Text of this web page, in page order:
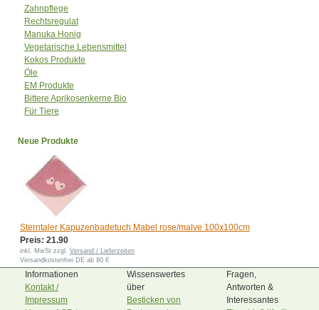
Zahnpflege
Rechtsregulat
Manuka Honig
Vegetarische Lebensmittel
Kokos Produkte
Öle
EM Produkte
Bittere Aprikosenkerne Bio
Für Tiere
Neue Produkte
Sterntaler Kapuzenbadetuch Mabel rose/malve 100x100cm
Preis: 21.90
inkl. MwSt zzgl. Versand / Lieferzeiten
Versandkostenfrei DE ab 80 €
Informationen
Kontakt /
Impressum
Wissenswertes
über
Besticken von
Fragen,
Antworten &
Interessantes